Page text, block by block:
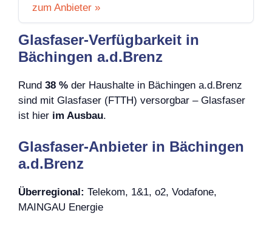
zum Anbieter »
Glasfaser-Verfügbarkeit in
Bächingen a.d.Brenz
Rund 38 % der Haushalte in Bächingen a.d.Brenz
sind mit Glasfaser (FTTH) versorgbar – Glasfaser
ist hier im Ausbau.
Glasfaser-Anbieter in Bächingen
a.d.Brenz
Überregional: Telekom, 1&1, o2, Vodafone,
MAINGAU Energie